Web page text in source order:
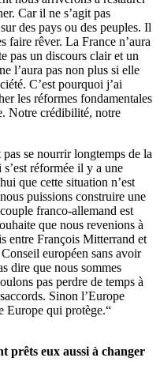
Car il ne s’agit pas
des pays ou des peuples. Il
faire rêver. La France n’aura
pas un discours clair et un
l’aura pas non plus si elle
C’est pourquoi j’ai
les réformes fondamentales
Notre crédibilité, notre
se nourrir longtemps de la
réformée il y a une
que cette situation n’est
puissions construire une
franco-allemand est
que nous revenions à
entre François Mitterrand et
européen sans avoir
dire que nous sommes
pas perdre de temps à
Sinon l’Europe
Europe qui protège.“
prêts eux aussi à changer